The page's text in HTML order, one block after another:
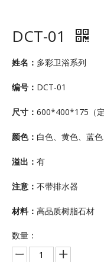
DCT-01
姓名： 多彩卫浴系列
编号： DCT-01
尺寸： 600*400*175（定
颜色： 白色、黄色、蓝
溢出： 有
注意： 不带排水器
材料： 高品质树脂石材
数量：